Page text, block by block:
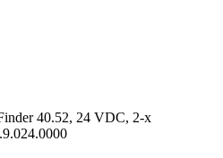
40.52, 24 VDC, 2-х